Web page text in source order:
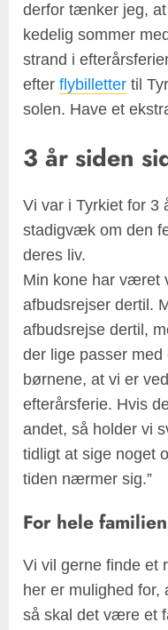
derfor tænker jeg,
kedelig sommer
strand i
efter flybilletter til
solen. Have et
3 år siden
Vi var i Tyrkiet for 3
stadigvæk om den
deres liv.
Min kone har været
afbudsrejser dertil.
afbudsrejse dertil,
der lige passer
børnene, at vi er
efterårsferie. Hvis
andet, så holder vi
tidligt at sige noget
tiden nærmer sig.”
For hele familien
Vi vil gerne finde et
her er mulighed for,
så skal det være et